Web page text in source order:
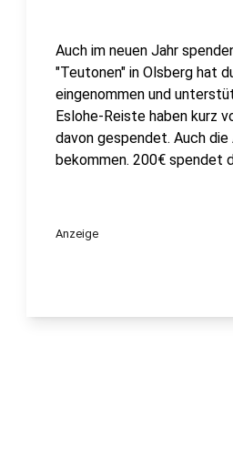
Auch im neuen Jahr
"Teutonen" in Olsberg hat
eingenommen und
Eslohe-Reiste haben kurz
davon gespendet. Auch
bekommen. 200€ spendet
Anzeige